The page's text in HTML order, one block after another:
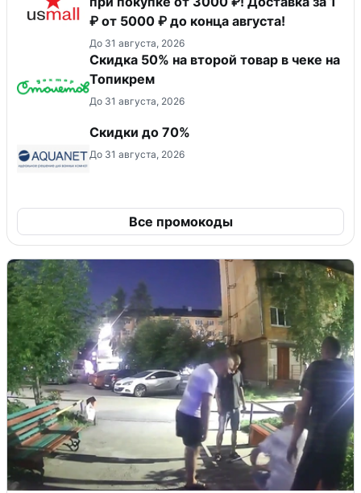
₽ от 5000 ₽ до конца августа!
До 31 августа, 2026
Скидка 50% на второй товар в чеке на
Топикрем
До 31 августа, 2026
Скидки до 70%
До 31 августа, 2026
Все промокоды